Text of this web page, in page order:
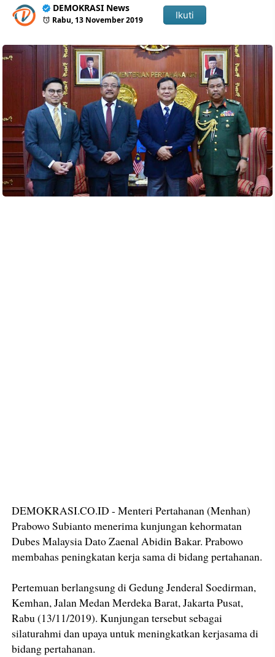
DEMOKRASI News
Rabu, 13 November 2019 Ikuti
DEMOKRASI.CO.ID - Menteri Pertahanan (Menhan)
Prabowo Subianto menerima kunjungan kehormatan
Dubes Malaysia Dato Zaenal Abidin Bakar. Prabowo
membahas peningkatan kerja sama di bidang pertahanan.
Pertemuan berlangsung di Gedung Jenderal Soedirman,
Kemhan, Jalan Medan Merdeka Barat, Jakarta Pusat,
Rabu (13/11/2019). Kunjungan tersebut sebagai
silaturahmi dan upaya untuk meningkatkan kerjasama di
bidang pertahanan.